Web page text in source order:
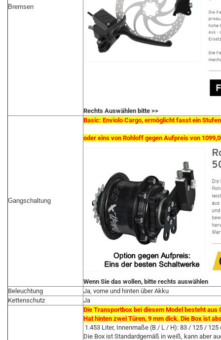
Bremsen
Rechts Auswählen bitte >>
Gangschaltung
Basic: Enviolo Cargo, ermöglicht fasst ein
oder eins von Rohloff gegen Aufpreis von
Wenn Sie das wollen, bitte rechts auswählen
Beleuchtung
Ja, vorne und hinten über Akku
Kettenschutz
Ja
Die Transportbox bei diesem Model besteht aus
Hat hinten zwei Türen, 9 mm dick. Die Box ist
1.453 Liter, Innenmaße (B / L / H): 83 / 125 / 125
Die Box ist Standardgemäß in weiß, kann aber